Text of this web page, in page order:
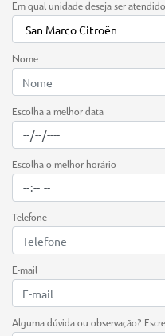
Em qual unidade deseja ser
Nome
Escolha a melhor data
Escolha o melhor horário
Telefone
E-mail
Alguma dúvida ou observação?